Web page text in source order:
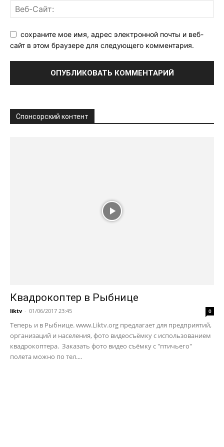
сохраните мое имя, адрес электронной почты и веб-
сайт в этом браузере для следующего комментария.
Спонсорский контент
Квадрокоптер в Рыбнице
liktv - 01/06/2017 23:45 0
Теперь и в Рыбнице. www.Liktv.org предлагает для предприятий,
организаций и населения, фото видеосъёмку с использованием
квадрокоптера. Заказать фото видео съёмку с "птичьего"
полета можно по тел....